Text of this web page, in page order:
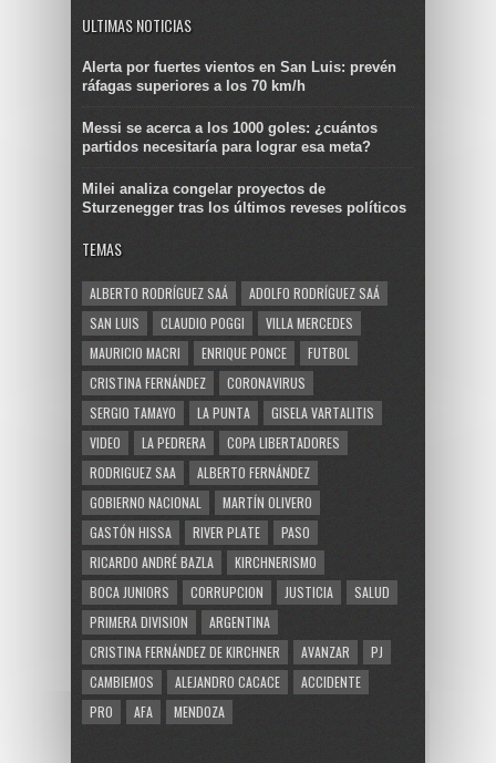
ULTIMAS NOTICIAS
Alerta por fuertes vientos en San Luis: prevén
ráfagas superiores a los 70 km/h
Messi se acerca a los 1000 goles: ¿cuántos
partidos necesitaría para lograr esa meta?
Milei analiza congelar proyectos de
Sturzenegger tras los últimos reveses políticos
TEMAS
ALBERTO RODRÍGUEZ SAÁ
ADOLFO RODRÍGUEZ SAÁ
SAN LUIS
CLAUDIO POGGI
VILLA MERCEDES
MAURICIO MACRI
ENRIQUE PONCE
FUTBOL
CRISTINA FERNÁNDEZ
CORONAVIRUS
SERGIO TAMAYO
LA PUNTA
GISELA VARTALITIS
VIDEO
LA PEDRERA
COPA LIBERTADORES
RODRIGUEZ SAA
ALBERTO FERNÁNDEZ
GOBIERNO NACIONAL
MARTÍN OLIVERO
GASTÓN HISSA
RIVER PLATE
PASO
RICARDO ANDRÉ BAZLA
KIRCHNERISMO
BOCA JUNIORS
CORRUPCION JUSTICIA
SALUD
PRIMERA DIVISION
ARGENTINA
CRISTINA FERNÁNDEZ DE KIRCHNER
AVANZAR
PJ
CAMBIEMOS
ALEJANDRO CACACE
ACCIDENTE
PRO
AFA MENDOZA